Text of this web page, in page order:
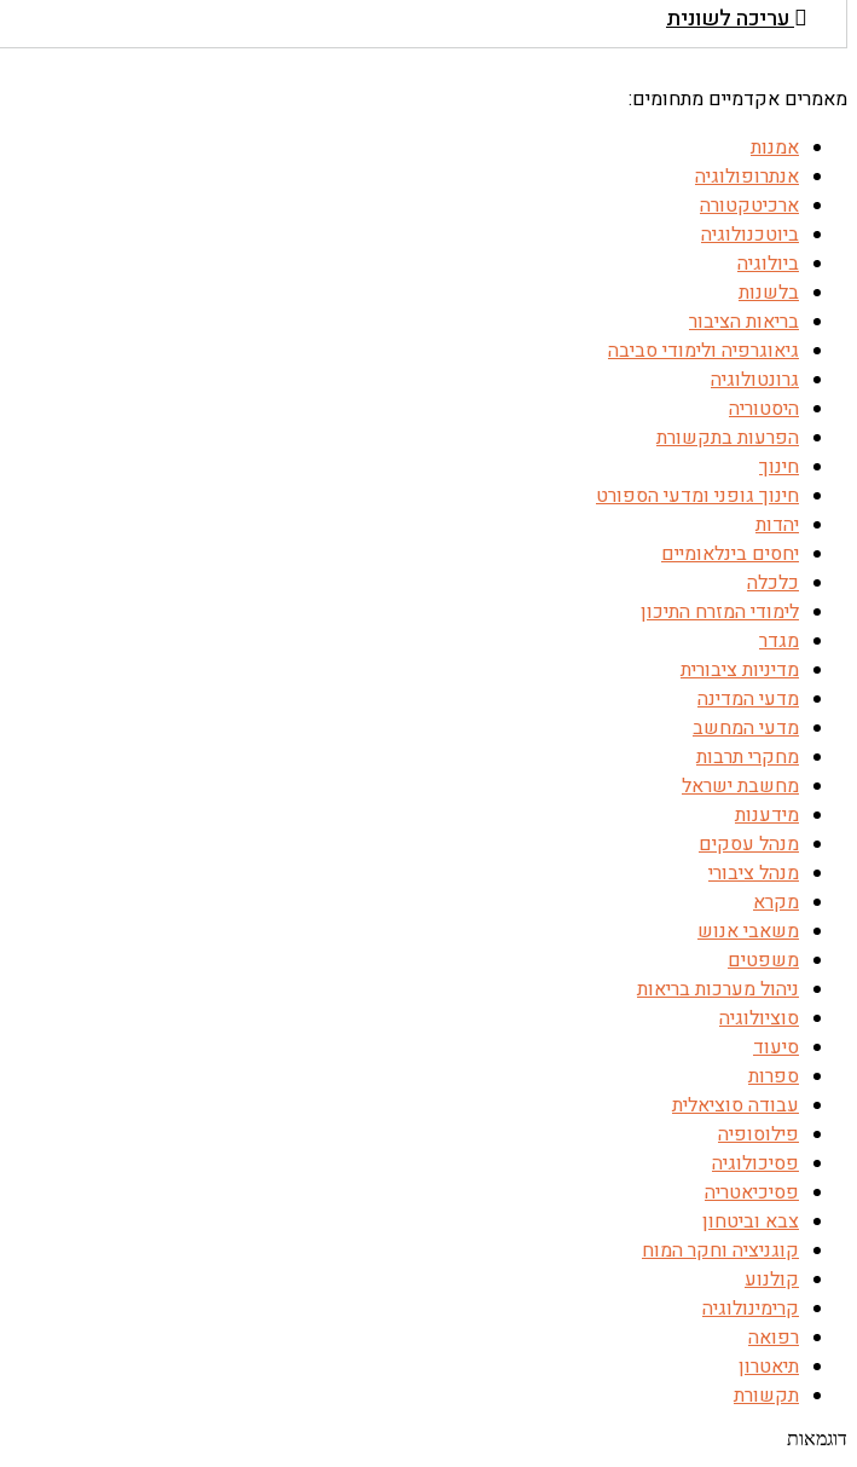
עריכה לשונית
מאמרים אקדמיים מתחומים:
אמנות
אנתרופולוגיה
ארכיטקטורה
ביוטכנולוגיה
ביולוגיה
בלשנות
בריאות הציבור
גיאוגרפיה ולימודי סביבה
גרונטולוגיה
היסטוריה
הפרעות בתקשורת
חינוך
חינוך גופני ומדעי הספורט
יהדות
יחסים בינלאומיים
כלכלה
לימודי המזרח התיכון
מגדר
מדיניות ציבורית
מדעי המדינה
מדעי המחשב
מחקרי תרבות
מחשבת ישראל
מידענות
מנהל עסקים
מנהל ציבורי
מקרא
משאבי אנוש
משפטים
ניהול מערכות בריאות
סוציולוגיה
סיעוד
ספרות
עבודה סוציאלית
פילוסופיה
פסיכולוגיה
פסיכיאטריה
צבא וביטחון
קוגניציה וחקר המוח
קולנוע
קרימינולוגיה
רפואה
תיאטרון
תקשורת
דוגמאות